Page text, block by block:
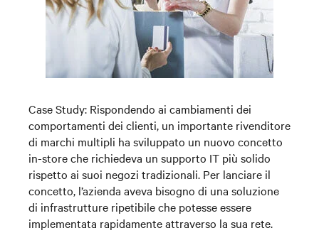
Case Study: Rispondendo ai cambiamenti dei
comportamenti dei clienti, un importante rivenditore
di marchi multipli ha sviluppato un nuovo concetto
in-store che richiedeva un supporto IT più solido
rispetto ai suoi negozi tradizionali. Per lanciare il
concetto, l’azienda aveva bisogno di una soluzione
di infrastrutture ripetibile che potesse essere
implementata rapidamente attraverso la sua rete.